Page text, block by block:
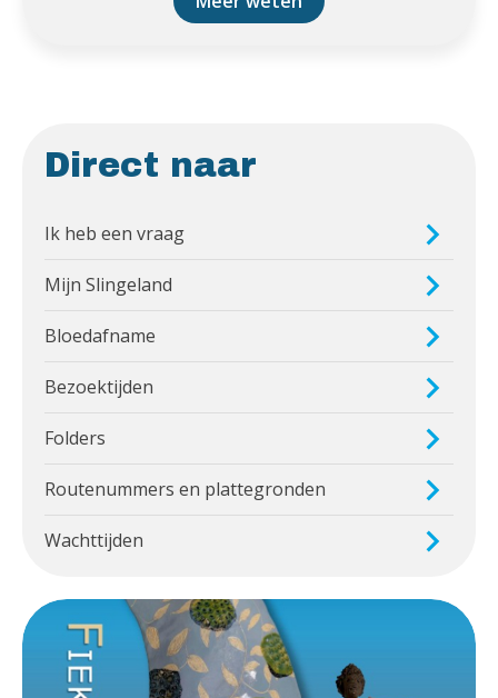
Direct naar
Ik heb een vraag
Mijn Slingeland
Bloedafname
Bezoektijden
Folders
Routenummers en plattegronden
Wachttijden